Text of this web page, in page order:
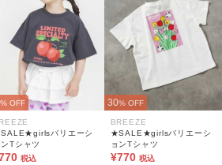
% OFF
バリエーシ
ンTシャツ
税込
30% OFF
BREEZE
★SALE★girlsバリエーシ
ョンTシャツ
¥770 税込